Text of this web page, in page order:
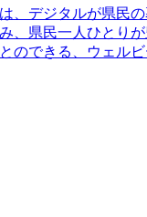
、デジタルが県民
、県民一人ひとり
のできる、ウェル